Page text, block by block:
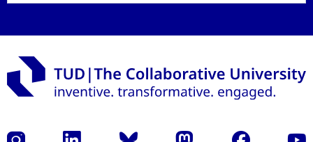
Instagram LinkedIn Bluesky Mastodon Facebook